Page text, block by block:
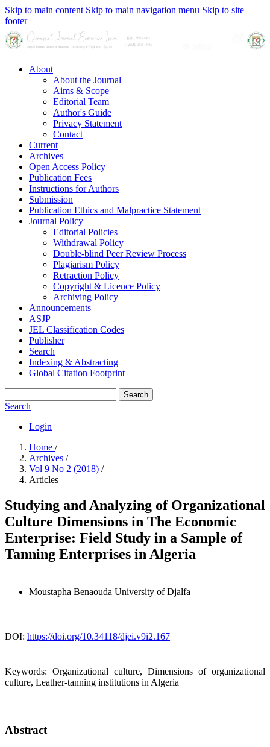
Skip to main content Skip to main navigation menu Skip to site
footer
About
About the Journal
Aims & Scope
Editorial Team
Author's Guide
Privacy Statement
Contact
Current
Archives
Open Access Policy
Publication Fees
Instructions for Authors
Submission
Publication Ethics and Malpractice Statement
Journal Policy
Editorial Policies
Withdrawal Policy
Double-blind Peer Review Process
Plagiarism Policy
Retraction Policy
Copyright & Licence Policy
Archiving Policy
Announcements
ASJP
JEL Classification Codes
Publisher
Search
Indexing & Abstracting
Global Citation Footprint
Search
Search
Login
Home /
Archives /
Vol 9 No 2 (2018) /
Articles
Studying and Analyzing of Organizational
Culture Dimensions in The Economic
‎Enterprise: Field Study in a Sample of
Tanning Enterprises in Algeria
Moustapha Benaouda University of Djalfa
DOI: https://doi.org/10.34118/djei.v9i2.167
Keywords: Organizational culture, Dimensions of organizational
culture, Leather-tanning institutions in Algeria
Abstract